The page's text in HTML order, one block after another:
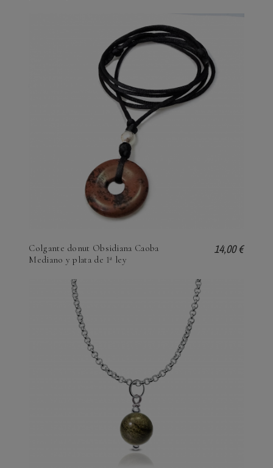
Colgante donut Obsidiana Caoba
Mediano y plata de 1ª ley
14,00 €